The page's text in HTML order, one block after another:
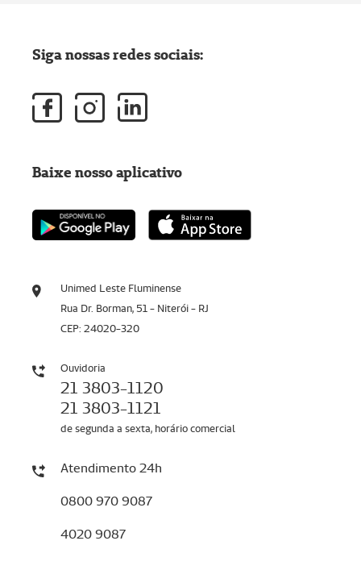
Unimed Leste Fluminense
Rua Dr. Borman, 51 - Niterói - RJ
CEP: 24020-320
Ouvidoria
21 3803-1120
21 3803-1121
de segunda a sexta, horário comercial
Atendimento 24h
0800 970 9087
4020 9087
Siga nossas redes sociais:
Baixe nosso aplicativo